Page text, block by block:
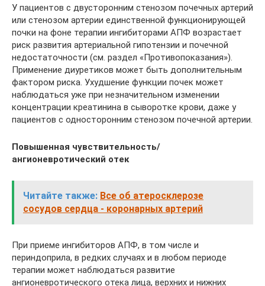
У пациентов с двусторонним стенозом почечных артерий
или стенозом артерии единственной функционирующей
почки на фоне терапии ингибиторами АПФ возрастает
риск развития артериальной гипотензии и почечной
недостаточности (см. раздел «Противопоказания»).
Применение диуретиков может быть дополнительным
фактором риска. Ухудшение функции почек может
наблюдаться уже при незначительном изменении
концентрации креатинина в сыворотке крови, даже у
пациентов с односторонним стенозом почечной артерии.
Повышенная чувствительность/
ангионевротический отек
Читайте также: Все об атеросклерозе
сосудов сердца - коронарных артерий
При приеме ингибиторов АПФ, в том числе и
периндоприла, в редких случаях и в любом периоде
терапии может наблюдаться развитие
ангионевротического отека лица, верхних и нижних